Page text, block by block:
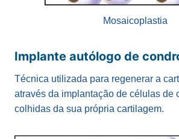
Mosaicoplastia
Implante autólogo de
Técnica utilizada para regenerar a
através da implantação de células de
colhidas da sua própria cartilagem.